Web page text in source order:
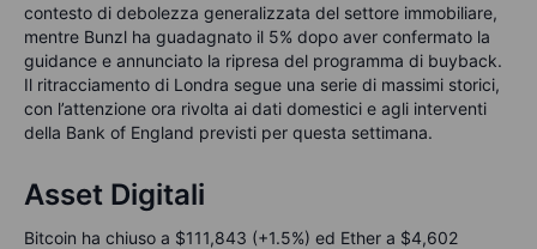
contesto di debolezza generalizzata del settore immobiliare,
mentre Bunzl ha guadagnato il 5% dopo aver confermato la
guidance e annunciato la ripresa del programma di buyback.
Il ritracciamento di Londra segue una serie di massimi storici,
con l’attenzione ora rivolta ai dati domestici e agli interventi
della Bank of England previsti per questa settimana.
Asset Digitali
Bitcoin ha chiuso a $111,843 (+1.5%) ed Ether a $4,602